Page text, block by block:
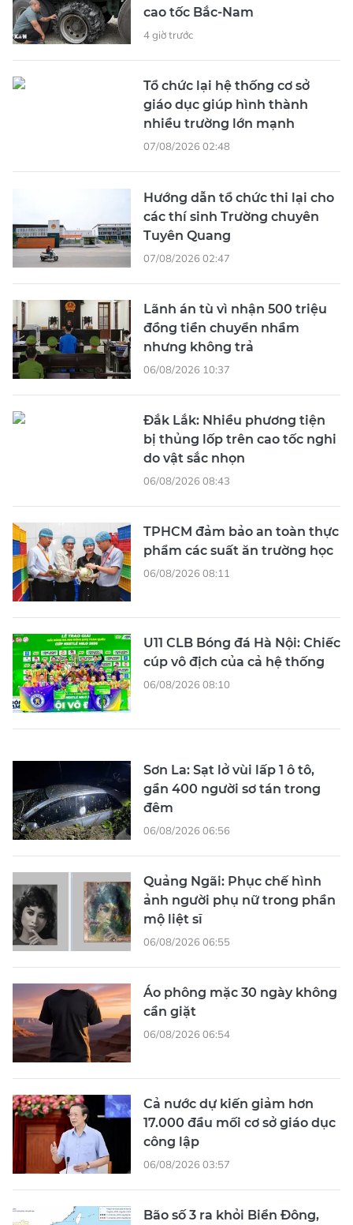
cao tốc Bắc-Nam
4 giờ trước
Tổ chức lại hệ thống cơ sở
giáo dục giúp hình thành
nhiều trường lớn mạnh
07/08/2026 02:48
Hướng dẫn tổ chức thi lại cho
các thí sinh Trường chuyên
Tuyên Quang
07/08/2026 02:47
Lãnh án tù vì nhận 500 triệu
đồng tiền chuyển nhầm
nhưng không trả
06/08/2026 10:37
Đắk Lắk: Nhiều phương tiện
bị thủng lốp trên cao tốc nghi
do vật sắc nhọn
06/08/2026 08:43
TPHCM đảm bảo an toàn thực
phẩm các suất ăn trường học
06/08/2026 08:11
U11 CLB Bóng đá Hà Nội: Chiếc
cúp vô địch của cả hệ thống
06/08/2026 08:10
Sơn La: Sạt lở vùi lấp 1 ô tô,
gần 400 người sơ tán trong
đêm
06/08/2026 06:56
Quảng Ngãi: Phục chế hình
ảnh người phụ nữ trong phần
mộ liệt sĩ
06/08/2026 06:55
Áo phông mặc 30 ngày không
cần giặt
06/08/2026 06:54
Cả nước dự kiến giảm hơn
17.000 đầu mối cơ sở giáo dục
công lập
06/08/2026 03:57
Bão số 3 ra khỏi Biển Đông,